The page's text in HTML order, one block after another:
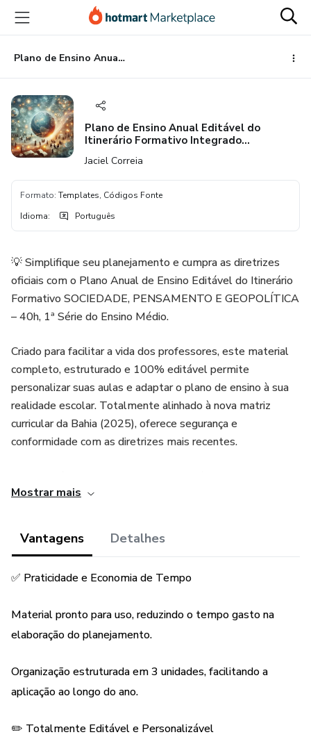
para
conteúdo
principal
para
pagamento
para
rodapé
Plano de Ensino Anual Editável do Itinerário Formativo Integrado Transdisciplinar SOCIEDADE, PENSAMENTO E GEOPOLÍTICA | Ensino Médio – 1º Ano - 40h
Plano de Ensino Anual Editável do
Itinerário Formativo Integrado
PENSAMENTO E GEOPOLÍTICA | Ensino
Médio – 1º Ano - 40h
Jaciel Correia
Formato: Templates, Códigos Fonte
Idioma: Português
💡 Simplifique seu planejamento e cumpra as diretrizes
oficiais com o Plano Anual de Ensino Editável do Itinerário
Formativo SOCIEDADE, PENSAMENTO E GEOPOLÍTICA
– 40h, 1ª Série do Ensino Médio.
Criado para facilitar a vida dos professores, este material
completo, estruturado e 100% editável permite
personalizar suas aulas e adaptar o plano de ensino à sua
realidade escolar. Totalmente alinhado à nova matriz
curricular da Bahia (2025), oferece segurança e
conformidade com as diretrizes mais recentes.
uso:
conhecimento, habilidades e competências.
• Indicativos de meios de avaliação com pesos e
• Metodologias ativas integradas (ABP, STEAM, Cultura
• Recursos didáticos e bibliografia sugeridos.
Contempla os seguintes Itinerários Formativos:
Mostrar mais
Vantagens Detalhes
✅ Praticidade e Economia de Tempo
Material pronto para uso, reduzindo o tempo gasto na
elaboração do planejamento.
Organização estruturada em 3 unidades, facilitando a
aplicação ao longo do ano.
✏️ Totalmente Editável e Personalizável